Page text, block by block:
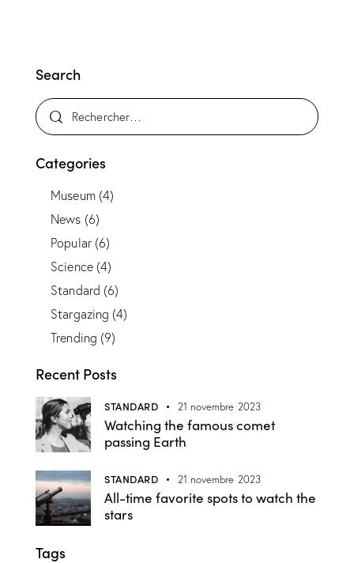
Search
Categories
Museum(4)
News (6)
Popular(6)
Science(4)
Standard (6)
Stargazing (4)
Trending (9)
Recent Posts
STANDARD 21 novembre 2023
Watching the famous comet
passing Earth
STANDARD 21 novembre 2023
All-time favorite spots to watch the
stars
Tags